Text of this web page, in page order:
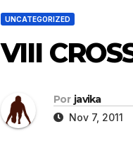
UNCATEGORIZED
VIII
Por javika
Nov 7, 2011